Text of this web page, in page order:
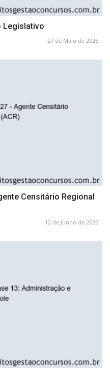
Legislativo
27 de Maio de 2026
Censitário Regional
12 de Junho de 2026